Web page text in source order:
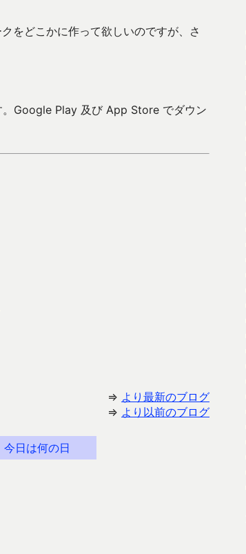
をどこかに作って欲しいのですが、さ
。Google Play 及び App Store でダウン
⇒ より最新のブログ
⇒ より以前のブログ
今日は何の日